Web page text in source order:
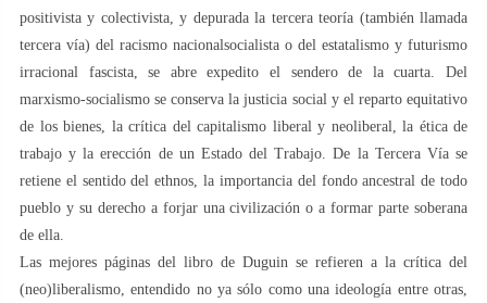
positivista y colectivista, y depurada la tercera teoría (también llamada
tercera vía) del racismo nacionalsocialista o del estatalismo y futurismo
irracional fascista, se abre expedito el sendero de la cuarta. Del
marxismo-socialismo se conserva la justicia social y el reparto equitativo
de los bienes, la crítica del capitalismo liberal y neoliberal, la ética de
trabajo y la erección de un Estado del Trabajo. De la Tercera Vía se
retiene el sentido del ethnos, la importancia del fondo ancestral de todo
pueblo y su derecho a forjar una civilización o a formar parte soberana
de ella.
Las mejores páginas del libro de Duguin se refieren a la crítica del
(neo)liberalismo, entendido no ya sólo como una ideología entre otras,